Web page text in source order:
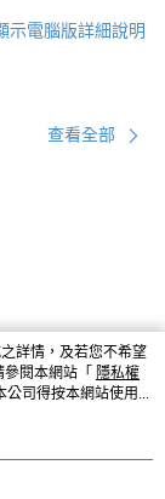
示電腦版詳細說明
查看全部
詳情，及若您不希望
閱本網站「
隱私權
公司得按本網站使用條